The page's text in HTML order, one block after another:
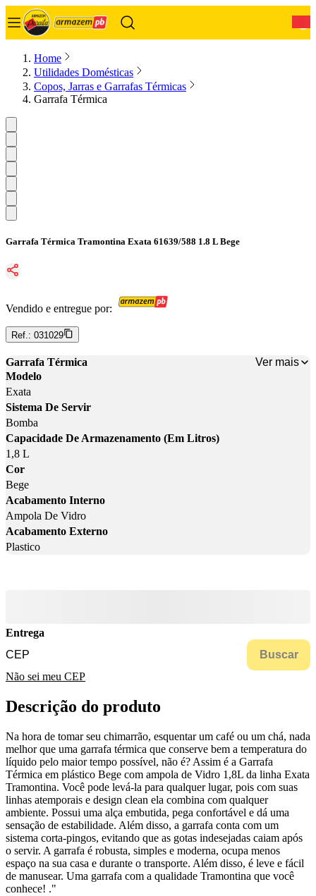
Home
Utilidades Domésticas
Copos, Jarras e Garrafas Térmicas
Garrafa Térmica
Garrafa Térmica Tramontina Exata 61639/588 1.8 L Bege
Vendido e entregue por:
Ref.: 031029
Garrafa Térmica
Ver mais
Modelo
Exata
Sistema De Servir
Bomba
Capacidade De Armazenamento (Em Litros)
1,8 L
Cor
Bege
Acabamento Interno
Ampola De Vidro
Acabamento Externo
Plastico
Entrega
Buscar
Não sei meu CEP
Descrição do produto
Na hora de tomar seu chimarrão, esquentar um café ou um chá, nada
melhor que uma garrafa térmica que conserve bem a temperatura do
líquido pelo maior tempo possível, não é? Assim é a Garrafa
Térmica em plástico Bege com ampola de Vidro 1,8L da linha Exata
Tramontina. Você pode levá-la para qualquer lugar, pois com suas
linhas atemporais e design clean ela combina com qualquer
ambiente. Possui uma alça embutida, pega confortável e dá uma
sensação de estabilidade. Além disso, a garrafa conta com um
sistema corta-pingos, evitando que as gotas indesejadas caiam após
o servir. A garrafa é robusta, simples e moderna, ocupa menos
espaço na sua casa e durante o transporte. Além disso, é leve e fácil
de manusear. Uma garrafa com a qualidade Tramontina que você
conhece! ."